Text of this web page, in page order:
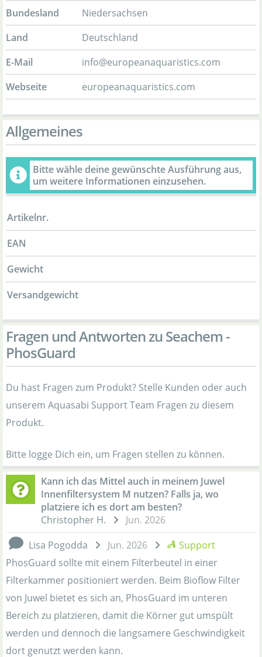
Bundesland
Niedersachsen
Land
Deutschland
E-Mail
info@europeanaquaristics.com
Webseite
europeanaquaristics.com
Allgemeines
Bitte wähle deine gewünschte Ausführung aus,
um weitere Informationen einzusehen.
Artikelnr.
EAN
Gewicht
Versandgewicht
Fragen und Antworten zu Seachem -
PhosGuard
Du hast Fragen zum Produkt? Stelle Kunden oder auch
unserem Aquasabi Support Team Fragen zu diesem
Produkt.
Bitte logge Dich ein, um Fragen stellen zu können.
Kann ich das Mittel auch in meinem Juwel
Innenfiltersystem M nutzen? Falls ja, wo
platziere ich es dort am besten?
Christopher H.
Jun. 2026
Lisa Pogodda
Jun. 2026
Support
PhosGuard sollte mit einem Filterbeutel in einer
Filterkammer positioniert werden. Beim Bioflow Filter
von Juwel bietet es sich an, PhosGuard im unteren
Bereich zu platzieren, damit die Körner gut umspült
werden und dennoch die langsamere Geschwindigkeit
dort genutzt werden kann.